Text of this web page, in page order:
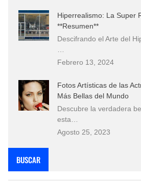
Hiperrealismo: La Super
**Resumen**
Descifrando el Arte del
Febrero 13, 2024
Fotos Artísticas de las
Más Bellas del Mundo
Descubre la verdadera
esta…
Agosto 25, 2023
BUSCAR